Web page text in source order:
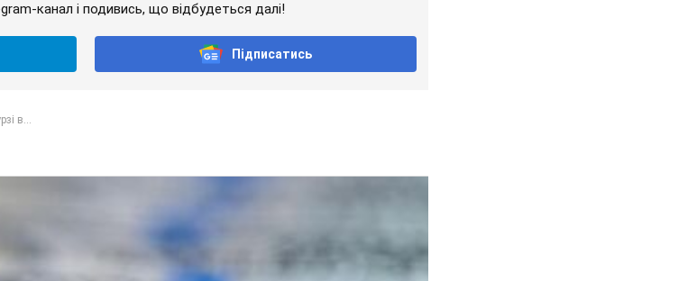
канал і подивись, що відбудеться далі!
Підписатись
в...